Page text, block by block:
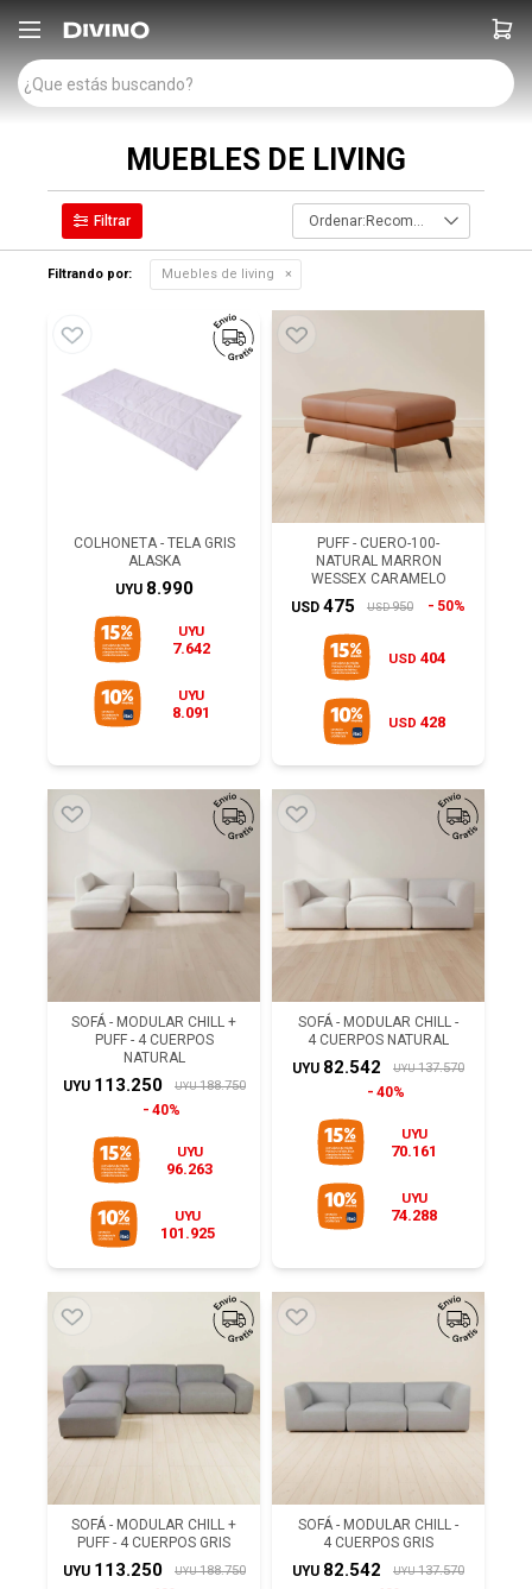

MUEBLES DE LIVING
Recomendados
Filtrando por: Muebles de living
COLHONETA - TELA GRIS
ALASKA
UYU 8.990
UYU
7.642
UYU
8.091
PUFF - CUERO-100-
NATURAL MARRON
WESSEX CARAMELO
USD 475 USD 950 50%
USD 404
USD 428
SOFÁ - MODULAR CHILL +
PUFF - 4 CUERPOS
NATURAL
UYU 113.250 UYU 188.750
40%
UYU
96.263
UYU
101.925
SOFÁ - MODULAR CHILL -
4 CUERPOS NATURAL
UYU 82.542 UYU 137.570
40%
UYU
70.161
UYU
74.288
SOFÁ - MODULAR CHILL +
PUFF - 4 CUERPOS GRIS
UYU 113.250 UYU 188.750
SOFÁ - MODULAR CHILL -
4 CUERPOS GRIS
UYU 82.542 UYU 137.570